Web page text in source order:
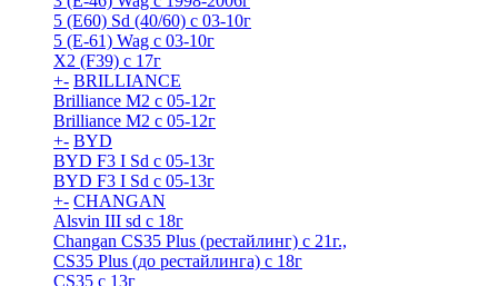
5 (E60) Sd (40/60) с 03-10г
5 (Е-61) Wag с 03-10г
X2 (F39) с 17г
+- BRILLIANCE
Brilliance M2 с 05-12г
Brilliance M2 с 05-12г
+- BYD
BYD F3 I Sd с 05-13г
BYD F3 I Sd с 05-13г
+- CHANGAN
Alsvin III sd с 18г
Changan CS35 Plus (рестайлинг) с 21г.,
CS35 Plus (до рестайлинга) с 18г
CS35 с 13г